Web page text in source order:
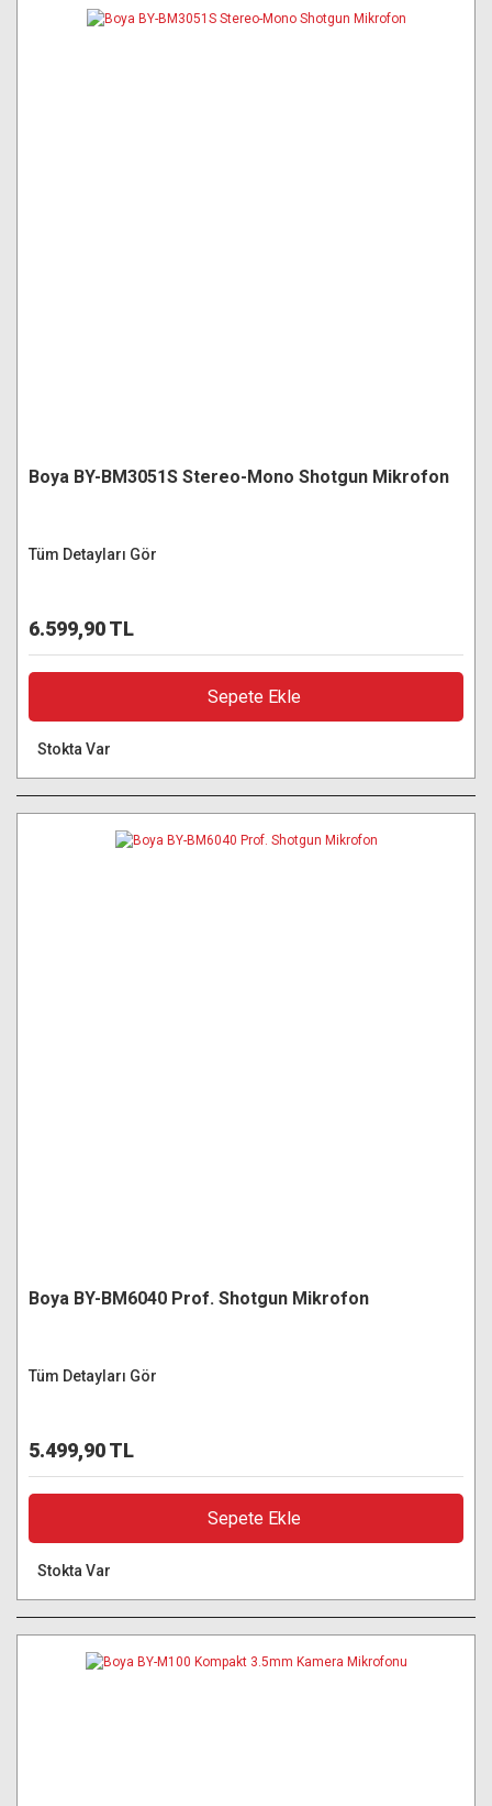
Boya BY-BM3051S Stereo-Mono Shotgun Mikrofon
Tüm Detayları Gör
6.599,90 TL
Sepete Ekle
Stokta Var
Boya BY-BM6040 Prof. Shotgun Mikrofon
Tüm Detayları Gör
5.499,90 TL
Sepete Ekle
Stokta Var